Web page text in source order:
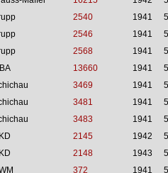
2540 1941
2546 1941
2568 1941
13660 1941
3469 1941
3481 1941
3483 1941
2145 1942
2148 1943
372 1941